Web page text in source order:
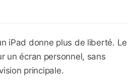
iPad donne plus de liberté. Le
un écran personnel, sans
principale.